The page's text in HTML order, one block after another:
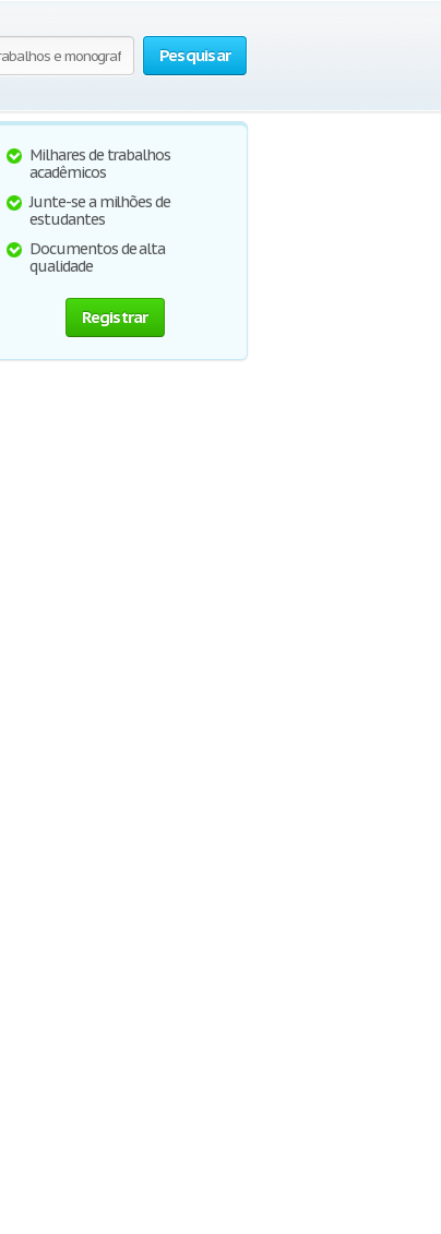
Pesquisar
Milhares de trabalhos
acadêmicos
Junte-se a milhões de
estudantes
Documentos de alta
qualidade
Registrar